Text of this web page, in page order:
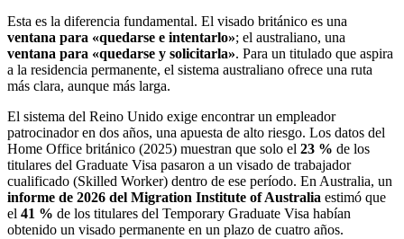
Esta es la diferencia fundamental. El visado británico es una
ventana para «quedarse e intentarlo»; el australiano, una
ventana para «quedarse y solicitarla». Para un titulado que aspira
a la residencia permanente, el sistema australiano ofrece una ruta
más clara, aunque más larga.
El sistema del Reino Unido exige encontrar un empleador
patrocinador en dos años, una apuesta de alto riesgo. Los datos del
Home Office británico (2025) muestran que solo el 23 % de los
titulares del Graduate Visa pasaron a un visado de trabajador
cualificado (Skilled Worker) dentro de ese período. En Australia, un
informe de 2026 del Migration Institute of Australia estimó que
el 41 % de los titulares del Temporary Graduate Visa habían
obtenido un visado permanente en un plazo de cuatro años.